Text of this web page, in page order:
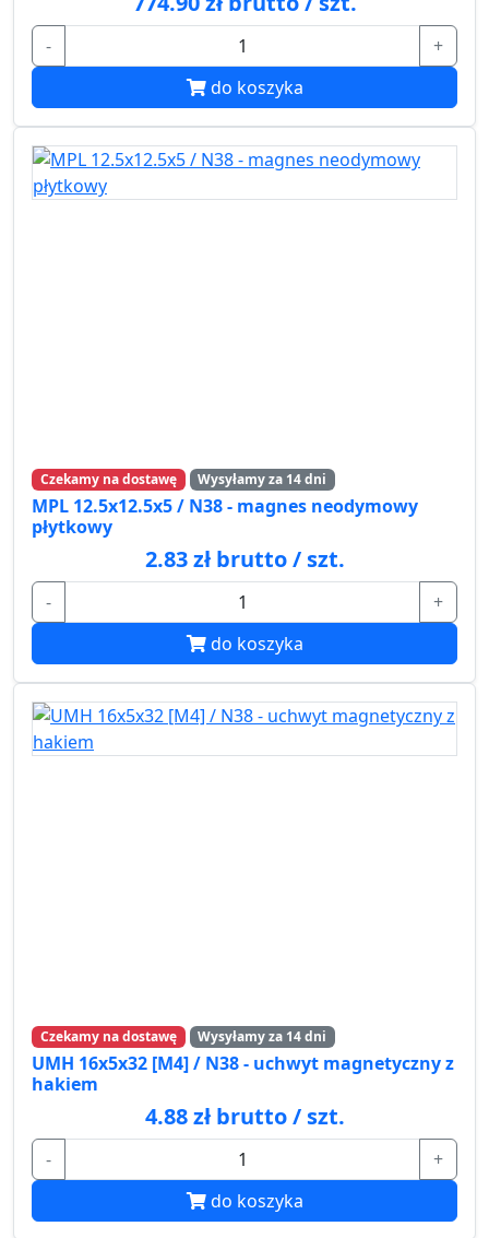
-
+
do koszyka
Czekamy na dostawę Wysyłamy za 14 dni
MPL 12.5x12.5x5 / N38 - magnes neodymowy
płytkowy
2.83 zł brutto / szt.
-
+
do koszyka
Czekamy na dostawę Wysyłamy za 14 dni
UMH 16x5x32 [M4] / N38 - uchwyt magnetyczny z
hakiem
4.88 zł brutto / szt.
-
+
do koszyka